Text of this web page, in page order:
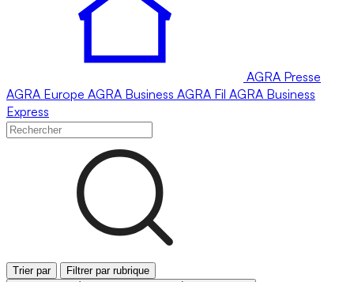
AGRA Presse
AGRA Europe AGRA Business AGRA Fil AGRA Business
Express
Trier par Filtrer par rubrique